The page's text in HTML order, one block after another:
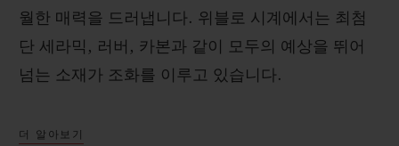
월한 매력을 드러냅니다. 위블로 시계에서는 최첨
단 세라믹, 러버, 카본과 같이 모두의 예상을 뛰어
넘는 소재가 조화를 이루고 있습니다.
더 알아보기